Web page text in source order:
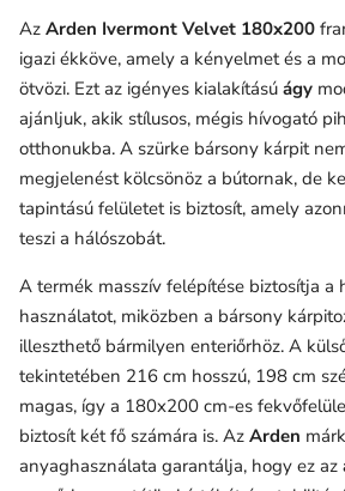
Az Arden Ivermont Velvet 180x200
igazi ékköve, amely a kényelmet és a
ötvözi. Ezt az igényes kialakítású ágy
ajánljuk, akik stílusos, mégis hívogató
otthonukba. A szürke bársony kárpit
megjelenést kölcsönöz a bútornak, de
tapintású felületet is biztosít, amely
teszi a hálószobát.
A termék masszív felépítése biztosítja a
használatot, miközben a bársony
illeszthető bármilyen enteriőrhöz. A
tekintetében 216 cm hosszú, 198 cm
magas, így a 180x200 cm-es
biztosít két fő számára is. Az Arden
anyaghasználata garantálja, hogy ez az